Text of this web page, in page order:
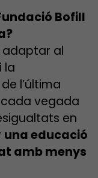
Bofill
adaptar al
la
l’última
vegada
en
una educació
amb menys